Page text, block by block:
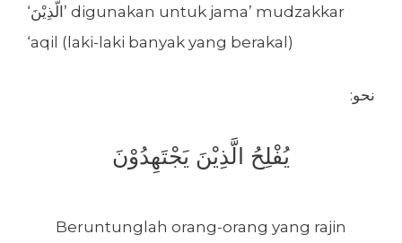
‘الَّذِيْنَ’ digunakan untuk jama’ mudzakkar
‘aqil (laki-laki banyak yang berakal)
:نحو
يُفْلِحُ الَّذِيْنَ يَجْتَهِدُوْنَ
Beruntunglah orang-orang yang rajin